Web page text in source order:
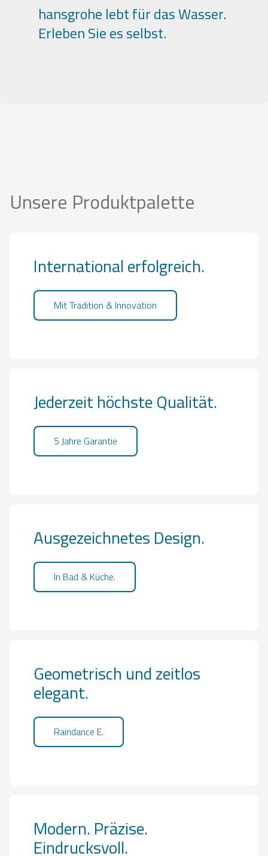
hansgrohe lebt für das Wasser.
Erleben Sie es selbst.
Unsere Produktpalette
International erfolgreich.
Mit Tradition & Innovation
Jederzeit höchste Qualität.
5 Jahre Garantie
Ausgezeichnetes Design.
In Bad & Küche.
Geometrisch und zeitlos
elegant.
Raindance E.
Modern. Präzise.
Eindrucksvoll.